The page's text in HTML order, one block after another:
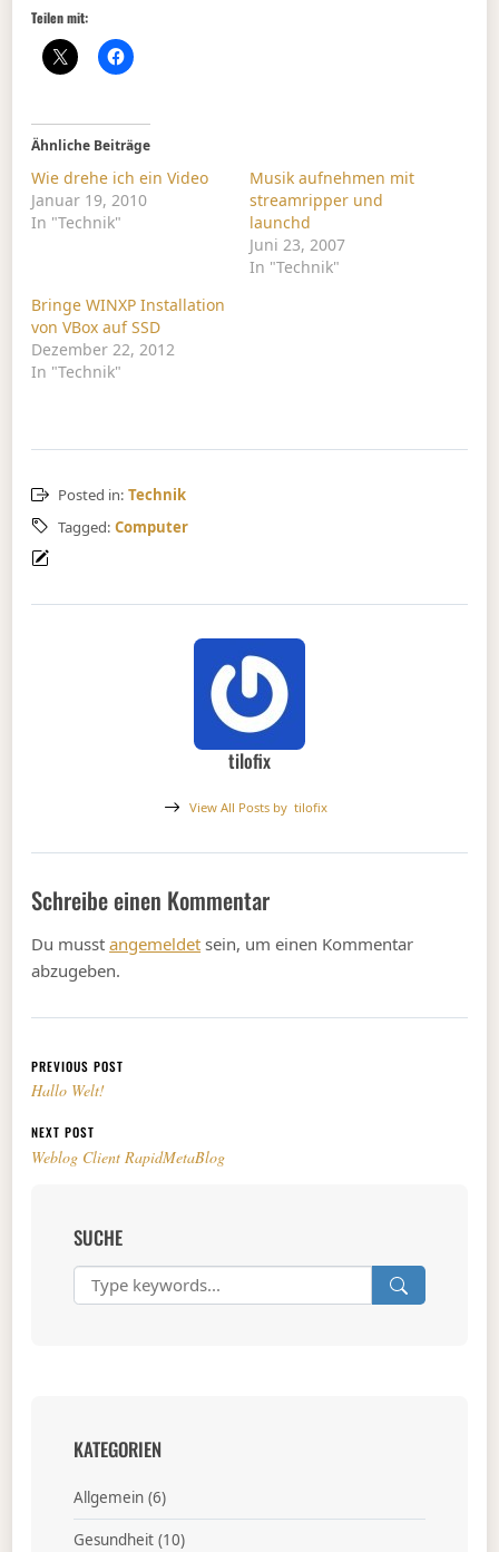
Teilen mit:
Ähnliche Beiträge
Wie drehe ich ein Video
Januar 19, 2010
In "Technik"
Musik aufnehmen mit
streamripper und
launchd
Juni 23, 2007
In "Technik"
Bringe WINXP Installation
von VBox auf SSD
Dezember 22, 2012
In "Technik"
Posted in: Technik
Tagged: Computer
tilofix
View All Posts by tilofix
Schreibe einen Kommentar
Du musstangemeldet sein, um einen Kommentar
abzugeben.
Beitragsnavigation
PREVIOUS POST
Hallo Welt!
NEXT POST
Weblog Client RapidMetaBlog
SUCHE
KATEGORIEN
Allgemein(6)
Gesundheit(10)